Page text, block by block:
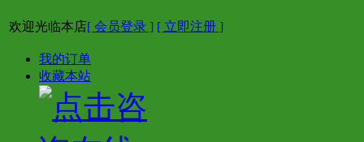
欢迎光临本店[ 会员登录 ] [ 立即注册 ]
我的订单
收藏本站